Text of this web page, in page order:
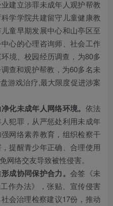
建立涉罪未成年人观护帮教
学学院共建留守儿童健康教
童早期发展中心和山亭区至
心的心理咨询师、社会工作
境、校园经历调查，为80多
查和观护帮教，为60多名未
游戏治疗,最大限度促进涉案
化未成年人网络环境。 依法
犯罪，从严惩处利用未成年
网络素养教育，组织检察干
提醒青少年正确、合理使用
网络交友导致被性侵害。
成协同保护合力。 会签《未
作办法》，张贴、宣传侵害
会治理检察建议17份，推动